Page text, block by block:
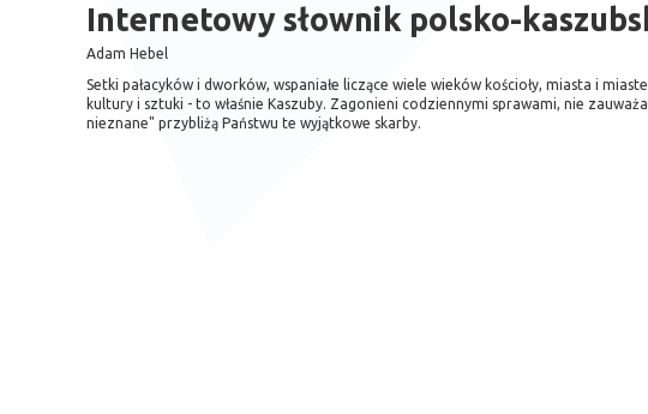
Internetowy słownik polsko-
Adam Hebel
Setki pałacyków i dworków, wspaniałe liczące wiele wieków kościoły, miasta i
kultury i sztuki - to właśnie Kaszuby. Zagonieni codziennymi sprawami, nie
nieznane" przybliżą Państwu te wyjątkowe skarby.